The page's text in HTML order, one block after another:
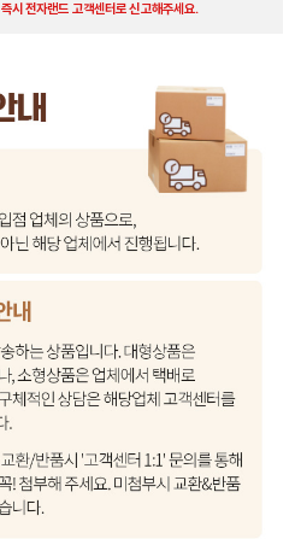
즉시 전자랜드 고객센터로 신고해주세요.